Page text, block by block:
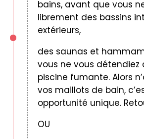
bains, avant que vous
librement des bassins
extérieurs,
des saunas et
vous ne vous détendiez
piscine fumante. Alors
vos maillots de bain,
opportunité unique.
OU